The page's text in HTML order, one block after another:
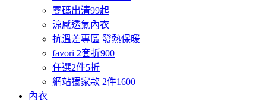
零碼出清99起
涼感透氣內衣
抗溫差專區 發熱保暖
favori 2套折900
任選2件5折
網站獨家款 2件1600
內衣